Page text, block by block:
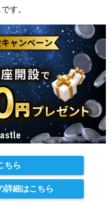
す。
ちら
詳細はこちら